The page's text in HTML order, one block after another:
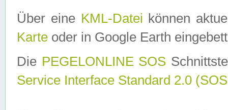
Über eine KML-Datei können
Karte oder in Google Earth
Die PEGELONLINE SOS
Service Interface Standard 2.0